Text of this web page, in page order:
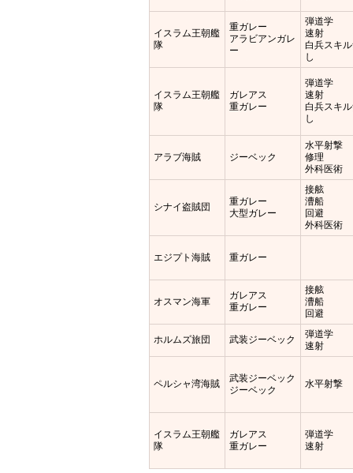
イスラム王朝艦
隊
重ガレー
アラビアンガレ
ー
弾道学
速射
白兵スキ
し
イスラム王朝艦
隊
ガレアス
重ガレー
弾道学
速射
白兵スキ
し
アラブ海賊 ジーベック
水平射撃
修理
外科医術
シナイ盗賊団
重ガレー
大型ガレー
接舷
漕船
回避
外科医術
エジプト海賊 重ガレー
オスマン海軍
ガレアス
重ガレー
接舷
漕船
回避
ホルムズ旅団 武装ジーベック
弾道学
速射
ペルシャ湾海賊
武装ジーベック
ジーベック
水平射撃
イスラム王朝艦
隊
ガレアス
重ガレー
弾道学
速射